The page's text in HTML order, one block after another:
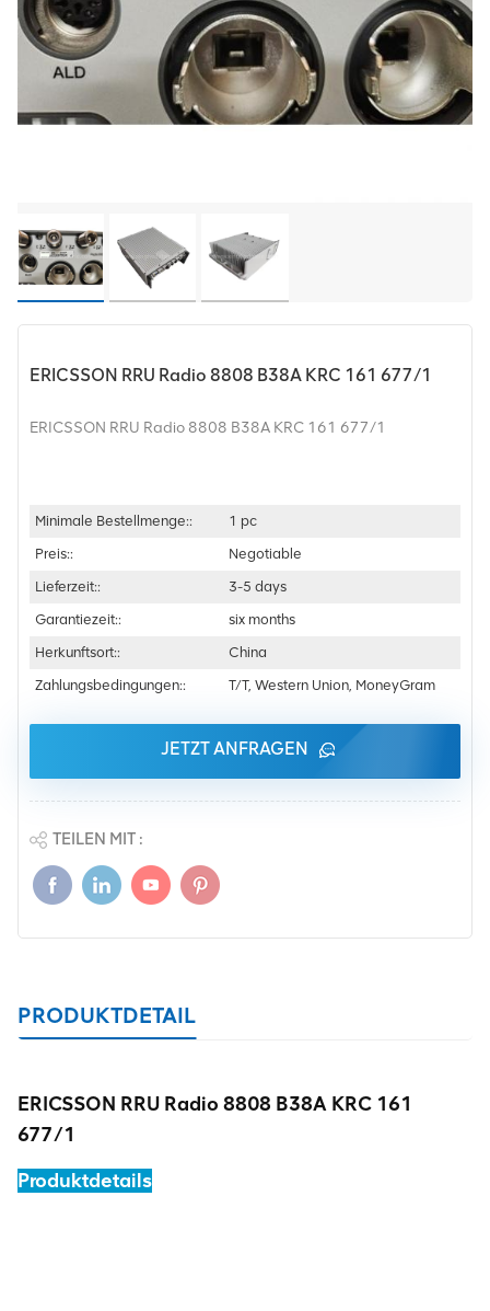
ERICSSON RRU Radio 8808 B38A KRC 161 677/1
ERICSSON RRU Radio 8808 B38A KRC 161 677/1
Minimale Bestellmenge::
1 pc
Preis::
Negotiable
Lieferzeit::
3-5 days
Garantiezeit::
six months
Herkunftsort::
China
Zahlungsbedingungen::
T/T, Western Union, MoneyGram
JETZT ANFRAGEN
TEILEN MIT :
PRODUKTDETAIL
ERICSSON RRU Radio 8808 B38A KRC 161
677/1
Produktdetails